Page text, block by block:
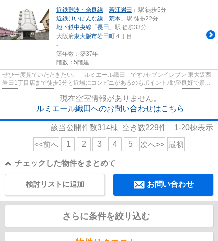
近鉄難波・奈良線 「若江岩田 」駅 徒歩5分
近鉄けいはんな線 「荒本 」駅 徒歩22分
地下鉄中央線 「長田 」駅 徒歩33分
大阪府東大阪市岩田町 ４丁目
-
築年数：築37年
階数：5階建
ぜひ一度見ていただきたい、「ルミエール織田」です♪セブンイレブン 東大阪西
岩田1丁目店まで徒歩5分と近場にコンビニがあるのもポイント♪眺望良好で景色
が楽しめます♪2駅利用可能なア...
現在空室情報がありません。
ルミエール織田へのお問い合わせはこちら
該当公開件数314棟 空き数229件 1-20棟表示
<<前へ 1 2 3 4 5 次へ>> 最初
チェックした物件をまとめて
お問い合わせ
検討リストに追加
さらに条件を絞り込む